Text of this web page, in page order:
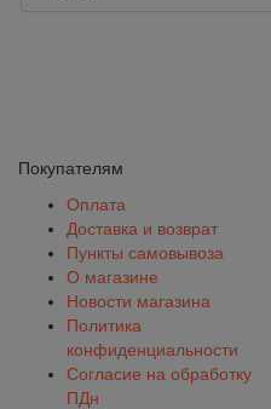
Покупателям
Оплата
Доставка и возврат
Пункты самовывоза
О магазине
Новости магазина
Политика
конфиденциальности
Согласие на обработку
ПДн